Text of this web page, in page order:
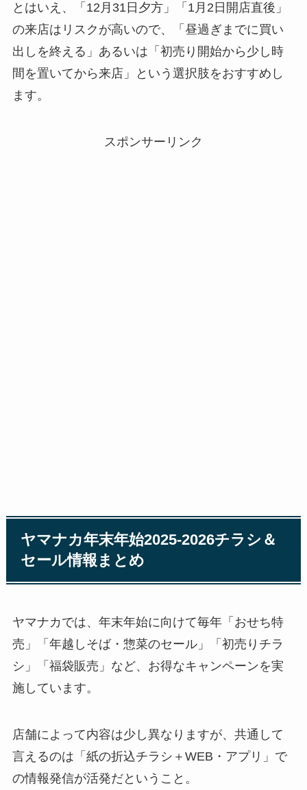
とはいえ、「12月31日夕方」「1月2日開店直後」
の来店はリスクが高いので、「昼過ぎまでに買い
出しを終える」あるいは「初売り開始から少し時
間を置いてから来店」という選択肢をおすすめし
ます。
スポンサーリンク
ヤマナカ年末年始2025-2026チラシ＆
セール情報まとめ
ヤマナカでは、年末年始に向けて毎年「おせち特
売」「年越しそば・惣菜のセール」「初売りチラ
シ」「福袋販売」など、お得なキャンペーンを実
施しています。
店舗によって内容は少し異なりますが、共通して
言えるのは「紙の折込チラシ＋WEB・アプリ」で
の情報発信が活発だということ。